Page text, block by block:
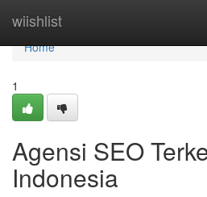
wiishlist
Home
Home
1
Agensi SEO
Indonesia